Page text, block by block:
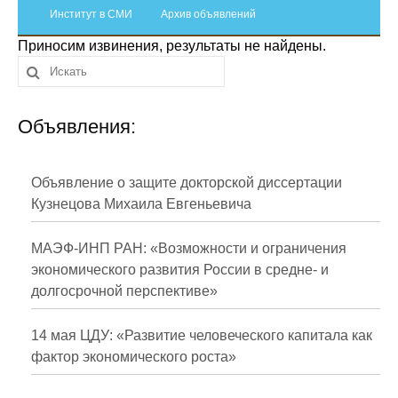
Отчетность
Противодействие коррупции
Материалы для СМИ
Публикации
Научная жизнь
Проблемы прогнозирования
О журнале
Номера журналов
Институт в СМИ Архив объявлений
Приносим извинения, результаты не найдены.
Объявления:
Объявление о защите докторской диссертации
Кузнецова Михаила Евгеньевича
МАЭФ-ИНП РАН: «Возможности и ограничения
экономического развития России в средне- и
долгосрочной перспективе»
14 мая ЦДУ: «Развитие человеческого капитала как
фактор экономического роста»